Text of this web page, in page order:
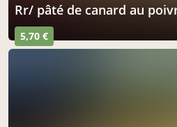
rr/ pâté de canard au
5,70 €